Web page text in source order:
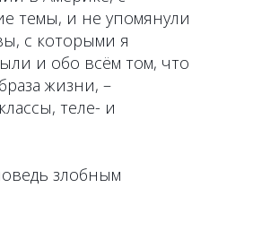
темы, и не упомянули
с которыми я
и обо всём том, что
жизни, –
теле- и
злобным